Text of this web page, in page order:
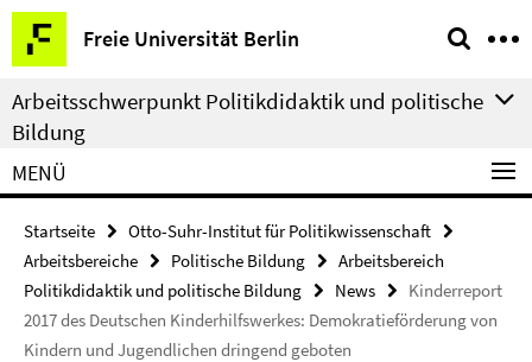
Springe
direkt
zu
Inhalt
Freie Universität Berlin
Service-
Navigation
Arbeitsschwerpunkt Politikdidaktik und politische
Bildung
MENÜ
Startseite
Otto-Suhr-Institut für Politikwissenschaft
Arbeitsbereiche
Politische Bildung
Arbeitsbereich
Politikdidaktik und politische Bildung
News
Kinderreport
2017 des Deutschen Kinderhilfswerkes: Demokratieförderung von
Kindern und Jugendlichen dringend geboten